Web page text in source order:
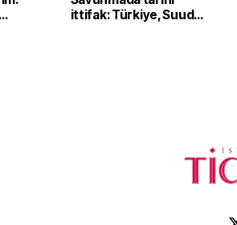
ittifak: Türkiye, Suudi